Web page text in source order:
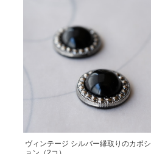
ヴィンテージ シルバー縁取りのカボシ
ョン（2コ）